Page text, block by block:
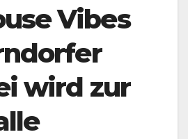
Vibes
wird zur